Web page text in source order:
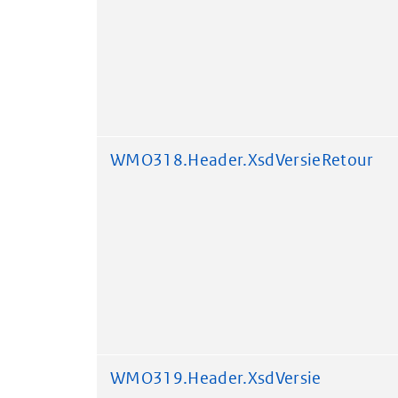
WMO318.Header.XsdVersieRetour
WMO319.Header.XsdVersie